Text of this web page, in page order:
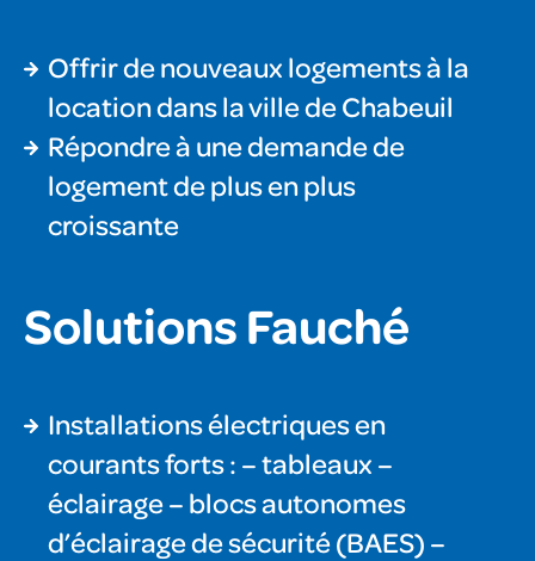
Offrir de nouveaux logements à la
location dans la ville de Chabeuil
Répondre à une demande de
logement de plus en plus
croissante
Solutions Fauché
Installations électriques en
courants forts : – tableaux –
éclairage – blocs autonomes
d’éclairage de sécurité (BAES) –